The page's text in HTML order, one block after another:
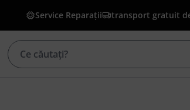
Service Reparații transport gratuit